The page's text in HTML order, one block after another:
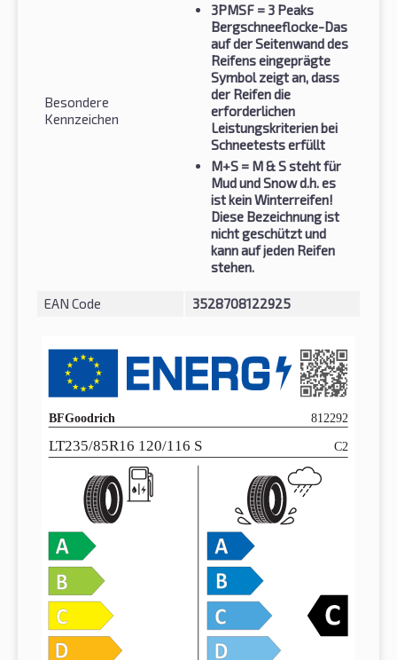
Besondere
Kennzeichen
3PMSF = 3 Peaks
Bergschneeflocke-Das
auf der Seitenwand des
Reifens eingeprägte
Symbol zeigt an, dass
der Reifen die
erforderlichen
Leistungskriterien bei
Schneetests erfüllt
M+S = M & S steht für
Mud und Snow d.h. es
ist kein Winterreifen!
Diese Bezeichnung ist
nicht geschützt und
kann auf jeden Reifen
stehen.
EAN Code 3528708122925